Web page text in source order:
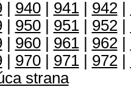
| 940| 941| 942|
| 950| 951| 952|
| 960| 961| 962|
| 970| 971| 972|
strana